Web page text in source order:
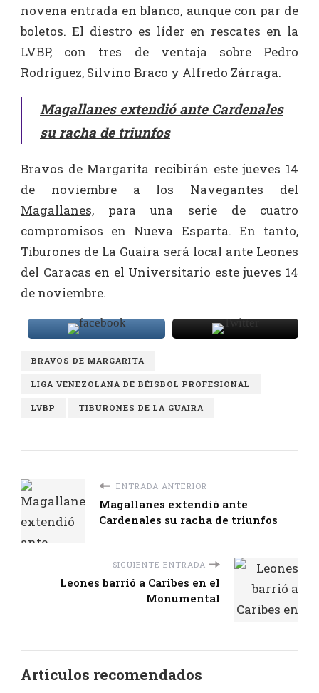
novena entrada en blanco, aunque con par de
boletos. El diestro es líder en rescates en la
LVBP, con tres de ventaja sobre Pedro
Rodríguez, Silvino Braco y Alfredo Zárraga.
Magallanes extendió ante Cardenales
su racha de triunfos
Bravos de Margarita recibirán este jueves 14
de noviembre a los Navegantes del
Magallanes, para una serie de cuatro
compromisos en Nueva Esparta. En tanto,
Tiburones de La Guaira será local ante Leones
del Caracas en el Universitario este jueves 14
de noviembre.
BRAVOS DE MARGARITA
LIGA VENEZOLANA DE BÉISBOL PROFESIONAL
LVBP TIBURONES DE LA GUAIRA
ENTRADA ANTERIOR
Magallanes extendió ante
Cardenales su racha de triunfos
SIGUIENTE ENTRADA
Leones barrió a Caribes en el
Monumental
Artículos recomendados